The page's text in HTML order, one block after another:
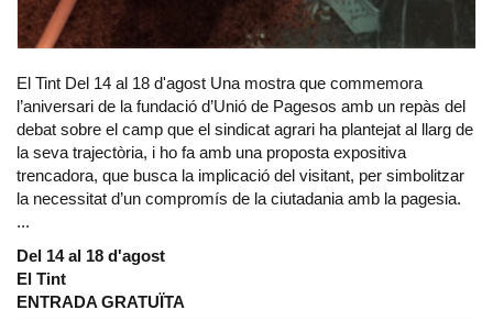
El Tint Del 14 al 18 d'agost Una mostra que commemora
l’aniversari de la fundació d’Unió de Pagesos amb un repàs del
debat sobre el camp que el sindicat agrari ha plantejat al llarg de
la seva trajectòria, i ho fa amb una proposta expositiva
trencadora, que busca la implicació del visitant, per simbolitzar
la necessitat d’un compromís de la ciutadania amb la pagesia.
...
Del 14 al 18 d'agost
El Tint
ENTRADA GRATUÏTA